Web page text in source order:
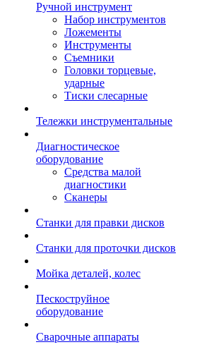
Ручной инструмент
Набор инструментов
Ложементы
Инструменты
Съемники
Головки торцевые,
ударные
Тиски слесарные
Тележки инструментальные
Диагностическое
оборудование
Средства малой
диагностики
Сканеры
Станки для правки дисков
Станки для проточки дисков
Мойка деталей, колес
Пескоструйное
оборудование
Сварочные аппараты